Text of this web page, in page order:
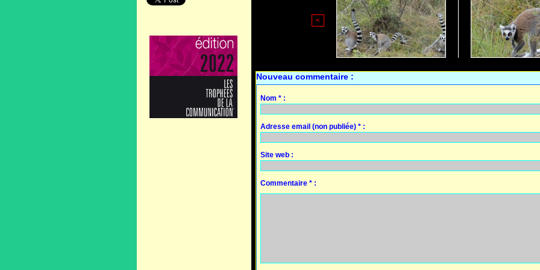
<
Nouveau commentaire :
Nom * :
Adresse email (non publiée) * :
Site web :
Commentaire * :